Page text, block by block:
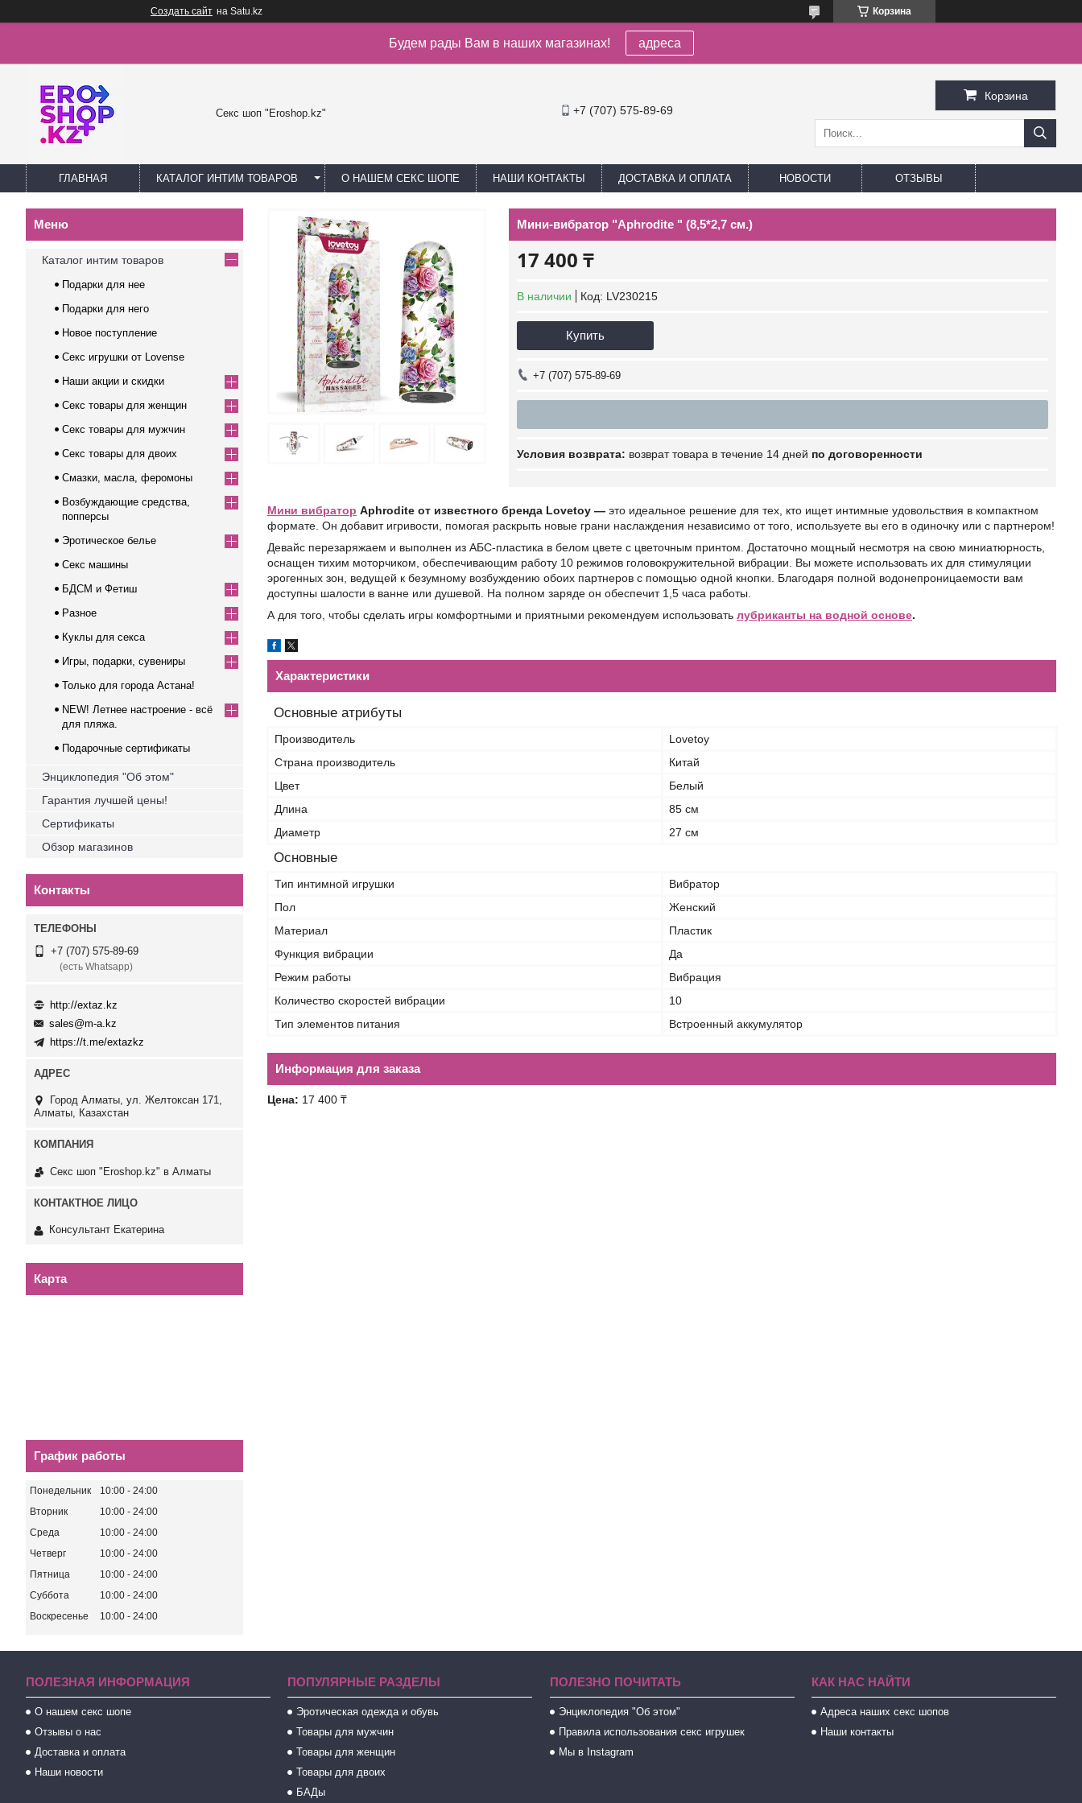
Создать сайт на Satu.kz Корзина
Будем рады Вам в наших магазинах! адреса
Секс шоп "Eroshop.kz" +7 (707) 575-89-69
Корзина
ГЛАВНАЯ КАТАЛОГ ИНТИМ ТОВАРОВ О НАШЕМ СЕКС ШОПЕ НАШИ КОНТАКТЫ ДОСТАВКА И ОПЛАТА НОВОСТИ ОТЗЫВЫ
Мини-вибратор "Aphrodite " (8,5*2,7 см.)
17 400 ₸
В наличии Код: LV230215
Купить
+7 (707) 575-89-69
возврат товара в течение 14 дней по договоренности
Мини вибратор Aphrodite от известного бренда Lovetoy — это идеальное решение для тех, кто ищет интимные удовольствия в компактном
формате. Он добавит игривости, помогая раскрыть новые грани наслаждения независимо от того, используете вы его в одиночку или с партнером!
Девайс перезаряжаем и выполнен из АБС-пластика в белом цвете с цветочным принтом. Достаточно мощный несмотря на свою миниатюрность,
оснащен тихим моторчиком, обеспечивающим работу 10 режимов головокружительной вибрации. Вы можете использовать их для стимуляции
эрогенных зон, ведущей к безумному возбуждению обоих партнеров с помощью одной кнопки. Благодаря полной водонепроницаемости вам
доступны шалости в ванне или душевой. На полном заряде он обеспечит 1,5 часа работы.
А для того, чтобы сделать игры комфортными и приятными рекомендуем использовать лубриканты на водной основе.
Характеристики
Основные атрибуты
Производитель
Lovetoy
Страна производитель
Китай
Цвет
Белый
Длина
85 см
Диаметр
27 см
Основные
Тип интимной игрушки
Вибратор
Пол
Женский
Материал
Пластик
Функция вибрации
Да
Режим работы
Вибрация
Количество скоростей вибрации
10
Тип элементов питания
Встроенный аккумулятор
Информация для заказа
Цена: 17 400 ₸
Каталог интим товаров
Подарки для нее
Подарки для него
Новое поступление
Секс игрушки от Lovense
Наши акции и скидки
Секс товары для женщин
Секс товары для мужчин
Секс товары для двоих
Смазки, масла, феромоны
Возбуждающие средства,
попперсы
Эротическое белье
Секс машины
БДСМ и Фетиш
Разное
Куклы для секса
Игры, подарки, сувениры
Только для города Астана!
NEW! Летнее настроение - всё
для пляжа.
Подарочные сертификаты
Энциклопедия "Об этом"
Гарантия лучшей цены!
Сертификаты
Обзор магазинов
Контакты
+7 (707) 575-89-69
(есть Whatsapp)
http://extaz.kz
sales@m-a.kz
https://t.me/extazkz
Город Алматы, ул. Желтоксан 171,
Алматы, Казахстан
Секс шоп "Eroshop.kz" в Алматы
Консультант Екатерина
Карта
График работы
Понедельник 10:00
24:00
Вторник
10:00
24:00
Среда
10:00
24:00
Четверг
10:00
24:00
Пятница
10:00
24:00
Суббота
10:00
24:00
Воскресенье
10:00 24:00
ПОЛЕЗНАЯ ИНФОРМАЦИЯ
О нашем секс шопе
Отзывы о нас
Доставка и оплата
Наши новости
ПОПУЛЯРНЫЕ РАЗДЕЛЫ
Эротическая одежда и обувь
Товары для мужчин
Товары для женщин
Товары для двоих
БАДы
ПОЛЕЗНО ПОЧИТАТЬ
Энциклопедия "Об этом"
Правила использования секс игрушек
Мы в Instagram
КАК НАС НАЙТИ
Адреса наших секс шопов
Наши контакты